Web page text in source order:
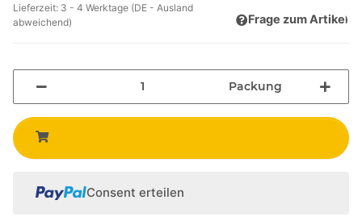
Lieferzeit: 3 - 4 Werktage (DE - Ausland
abweichend)
Frage zum Artikel
Packung
Consent erteilen